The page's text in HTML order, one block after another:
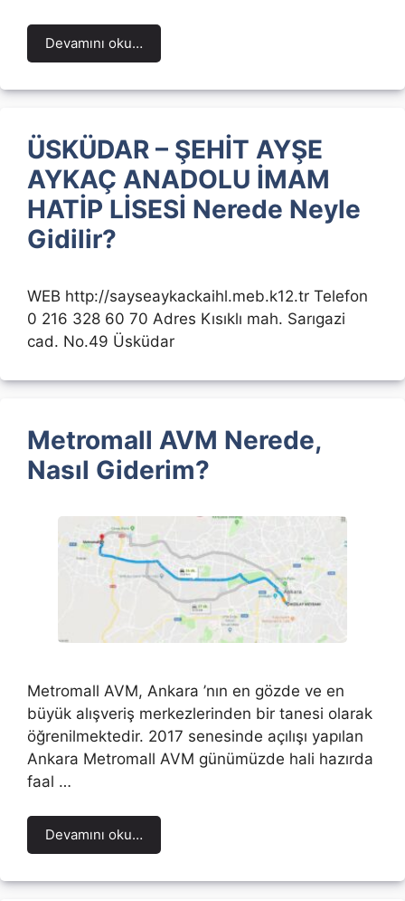
Devamını oku…
ÜSKÜDAR – ŞEHİT AYŞE
AYKAÇ ANADOLU İMAM
HATİP LİSESİ Nerede Neyle
Gidilir?
WEB http://sayseaykackaihl.meb.k12.tr Telefon
0 216 328 60 70 Adres Kısıklı mah. Sarıgazi
cad. No.49 Üsküdar
Metromall AVM Nerede,
Nasıl Giderim?
Metromall AVM, Ankara ’nın en gözde ve en
büyük alışveriş merkezlerinden bir tanesi olarak
öğrenilmektedir. 2017 senesinde açılışı yapılan
Ankara Metromall AVM günümüzde hali hazırda
faal …
Devamını oku…